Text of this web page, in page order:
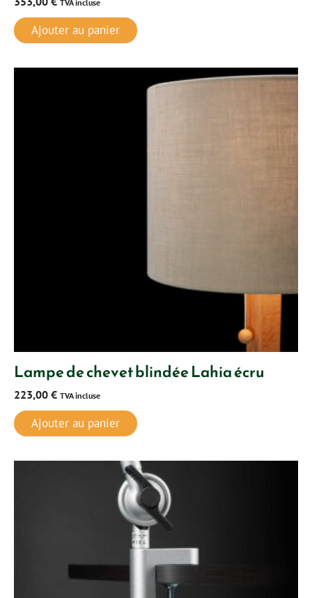
TVA incluse
Ajouter au panier
Lampe de chevet blindée Lahia écru
223,00 € TVA incluse
Ajouter au panier